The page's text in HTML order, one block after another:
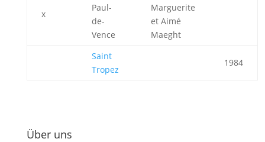
x
Paul-
de-
Vence
Marguerite
et Aimé
Maeght
Saint
Tropez
1984
Über uns